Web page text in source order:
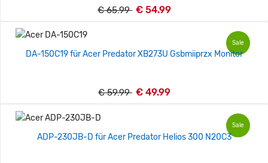
€ 65.99 € 54.99
Sale
DA-150C19 für Acer Predator XB273U Gsbmiiprzx Monitor
€ 59.99 € 49.99
Sale
ADP-230JB-D für Acer Predator Helios 300 N20C3